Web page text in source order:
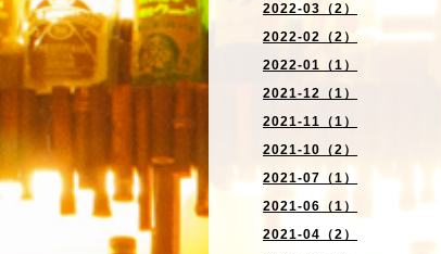
2022-03（2）
2022-02（2）
2022-01（1）
2021-12（1）
2021-11（1）
2021-10（2）
2021-07（1）
2021-06（1）
2021-04（2）